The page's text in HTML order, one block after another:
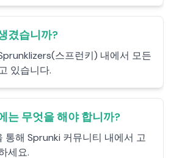
겼습니까?
스프런키) 내에서 모든
있습니다.
는 무엇을 해야 합니까?
통해 Sprunki 커뮤니티 내에서 고
세요.